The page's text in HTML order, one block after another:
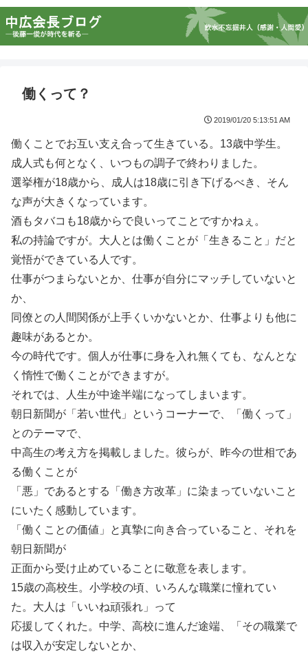
働くって？
2019/01/20 5:13:51 AM
働くことでお互い支え合って生きている。13歳中学生。
成人式も何となく、いつもの調子で終わりました。
選挙権が18歳から、成人は18歳に引き下げるべき、そん
な声が大きくなっています。
酒もタバコも18歳からで良いってことですかねぇ。
私の持論ですが。大人とは働くことが「生きること」だと
覚悟ができている人です。
仕事がつまらないとか、仕事が自分にマッチしていないと
か、
同僚との人間関係が上手くいかないとか、仕事よりも他に
趣味があるとか。
今の時代です。個人が仕事に身を入れ無くても、なんとな
く惰性で働くことができますが。
それでは、人生が中途半端になってしまいます。
朝日新聞が「若い世代」というコーナーで、「働くって」
とのテーマで、
中高生の考え方を掲載しました。彼らが、昨今の世相であ
る働くことが
「悪」であるとする「働き方改革」に染まっていないこと
にいたく感動しています。
「働くことの価値」と真摯に向き合っていること、それを
朝日新聞が
正面から受け止めていることに敬意を表します。
15歳の高校生。小学校の頃、いろんな職業に憧れてい
た。大人は「いいね頑張れ」って
応援してくれた。中学、高校に進んだ途端、「その職業で
は収入が安定しないとか、